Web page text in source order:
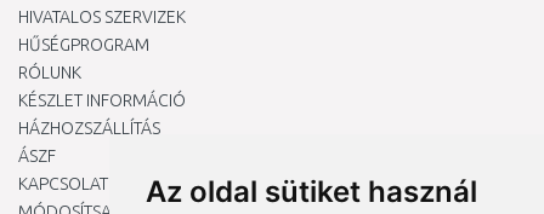
Az oldal sütiket használ
HIVATALOS SZERVIZEK
HŰSÉGPROGRAM
RÓLUNK
KÉSZLET INFORMÁCIÓ
HÁZHOZSZÁLLÍTÁS
ÁSZF
KAPCSOLAT